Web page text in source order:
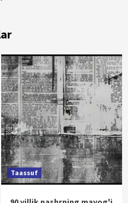
Taassuf